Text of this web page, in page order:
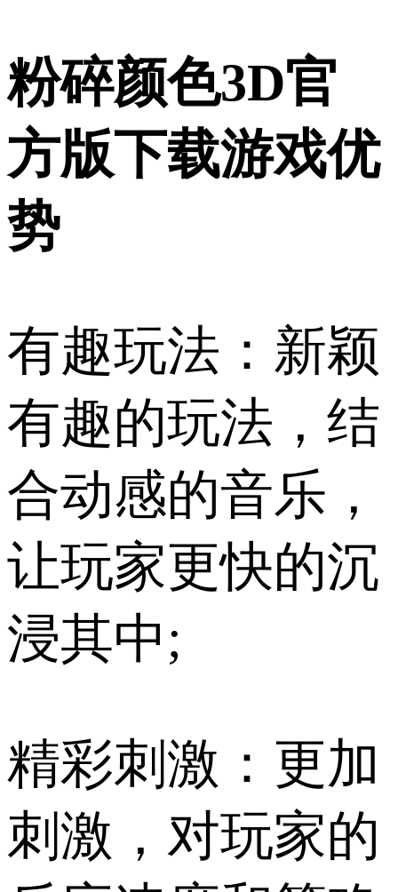
粉碎颜色3D官
方版下载游戏优
势
有趣玩法：新颖
有趣的玩法，结
合动感的音乐，
让玩家更快的沉
浸其中;
精彩刺激：更加
刺激，对玩家的